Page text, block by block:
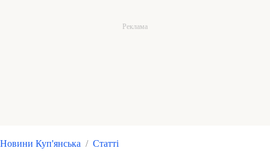
Новини Куп'янська / Статті